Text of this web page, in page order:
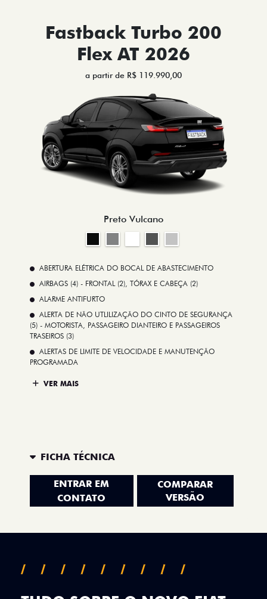
Fastback Turbo 200
Flex AT 2026
a partir de R$ 119.990,00
Preto Vulcano
ABERTURA ELÉTRICA DO BOCAL DE ABASTECIMENTO
AIRBAGS (4) - FRONTAL (2), TÓRAX E CABEÇA (2)
ALARME ANTIFURTO
ALERTA DE NÃO UTLILIZAÇÃO DO CINTO DE SEGURANÇA
(5) - MOTORISTA, PASSAGEIRO DIANTEIRO E PASSAGEIROS
TRASEIROS (3)
ALERTAS DE LIMITE DE VELOCIDADE E MANUTENÇÃO
PROGRAMADA
VER MAIS
FICHA TÉCNICA
ENTRAR EM
CONTATO
COMPARAR
VERSÃO